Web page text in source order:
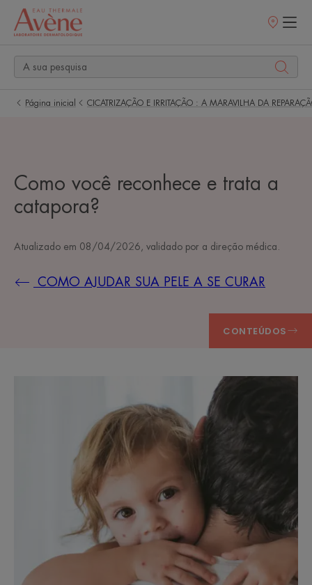
Pontos
Página inicial CICATRIZAÇÃO E IRRITAÇÃO : A MARAVILHA DA
Como você reconhece e trata a
catapora?
Atualizado em 08/04/2026 , validado por a direção médica
COMO AJUDAR SUA PELE A SE CURAR
CONTEÚDOS